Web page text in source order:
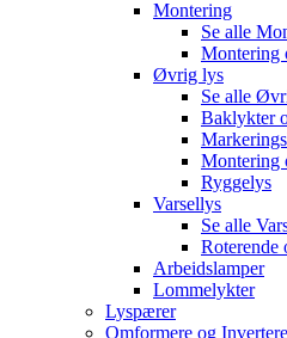
Montering
Se alle
Montering
Øvrig lys
Se alle
Baklykter
Montering
Ryggelys
Varsellys
Se alle
Roterende
Arbeidslamper
Lommelykter
Lyspærer
Omformere og Invertere